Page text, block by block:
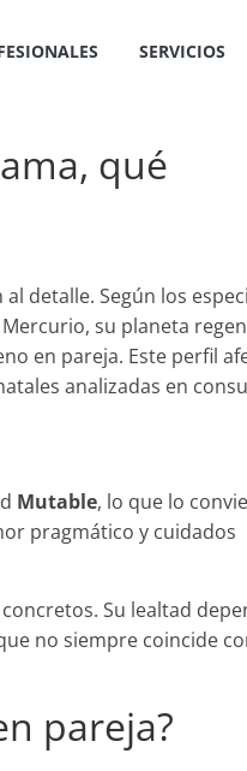
SERVICIOS
qué
detalle. Según los
su planeta
en pareja. Este perfil
analizadas en
Mutable, lo que lo
pragmático y cuidados
Su lealtad
no siempre coincide
pareja?